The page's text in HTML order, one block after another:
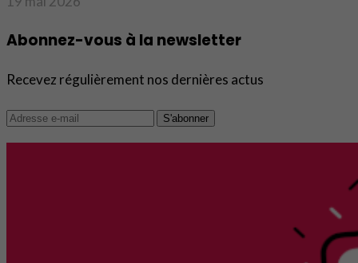
Abonnez-vous à la newsletter
Recevez régulièrement nos dernières actus
S'abonner